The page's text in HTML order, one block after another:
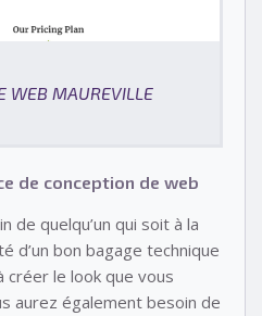
WEB MAUREVILLE
de conception de web
de quelqu’un qui soit à la
d’un bon bagage technique
créer le look que vous
aurez également besoin de